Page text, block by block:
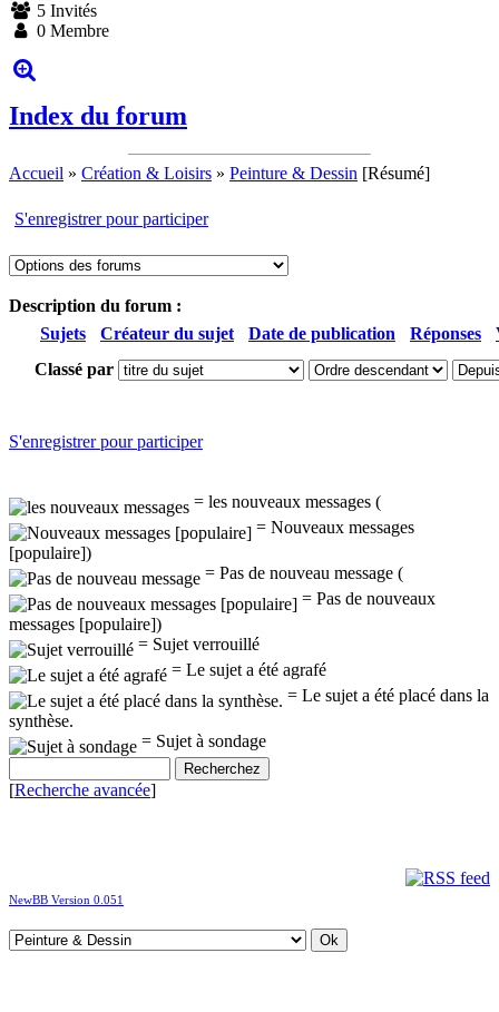
5 Invités
0 Membre
Index du forum
Accueil » Création & Loisirs » Peinture & Dessin [Résumé]
S'enregistrer pour participer
Description du forum :
Sujets
Créateur du sujet Date de publication Réponses
Classé par
S'enregistrer pour participer
= les nouveaux messages (
= Nouveaux messages
[populaire])
= Pas de nouveau message (
= Pas de nouveaux
messages [populaire])
= Sujet verrouillé
= Le sujet a été agrafé
= Le sujet a été placé dans la
synthèse.
= Sujet à sondage
[Recherche avancée]
NewBB Version 0.051